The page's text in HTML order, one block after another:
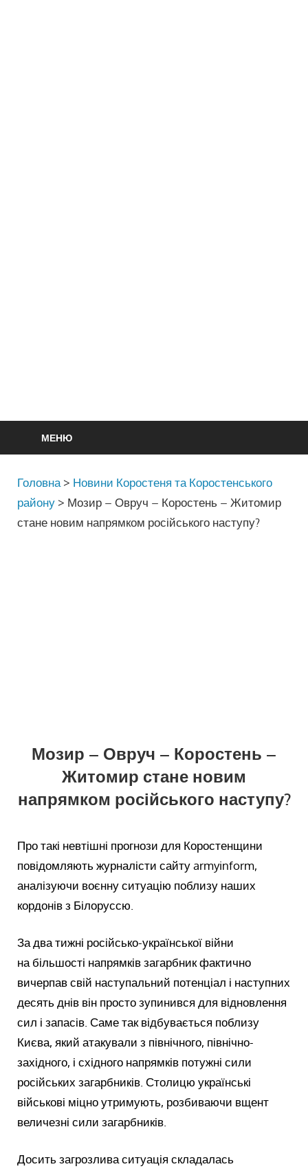
МЕНЮ
Головна > Новини Коростеня та Коростенського
району > Мозир – Овруч – Коростень – Житомир
стане новим напрямком російського наступу?
Мозир – Овруч – Коростень –
Житомир стане новим
напрямком російського наступу?
Про такі невтішні прогнози для Коростенщини
повідомляють журналісти сайту armyinform,
аналізуючи воєнну ситуацію поблизу наших
кордонів з Білоруссю.
За два тижні російсько-української війни
на більшості напрямків загарбник фактично
вичерпав свій наступальний потенціал і наступних
десять днів він просто зупинився для відновлення
сил і запасів. Саме так відбувається поблизу
Києва, який атакували з північного, північно-
західного, і східного напрямків потужні сили
російських загарбників. Столицю українські
військові міцно утримують, розбиваючи вщент
величезні сили загарбників.
Досить загрозлива ситуація складалась